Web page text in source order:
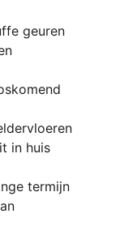
geuren
in huis
termijn